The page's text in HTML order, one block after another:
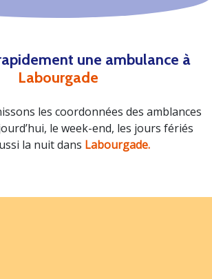
une ambulance à
Labourgade
les coordonnées des amblances
le week-end, les jours fériés
la nuit dans Labourgade.